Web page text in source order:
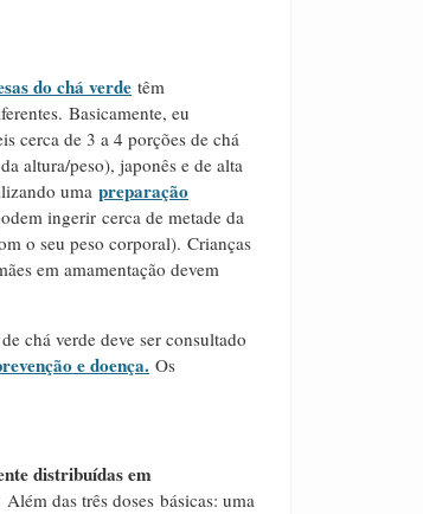
do chá verde têm
Basicamente, eu
​​cerca de 3 a 4 porções de chá
altura/peso), japonês e de alta
uma preparação
ingerir cerca de metade da
o seu peso corporal). Crianças
em amamentação devem
chá verde deve ser consultado
e doença. Os
distribuídas em
Além das três doses básicas: uma